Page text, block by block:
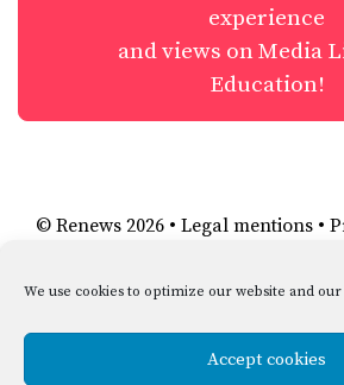
We use cookies to optimize our website and our
Accept cookies
experience
and views on Media
Education!
© Renews 2026 • Legal mentions •